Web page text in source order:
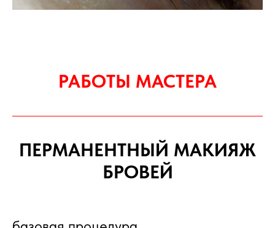
РАБОТЫ МАСТЕРА
ПЕРМАНЕНТНЫЙ МАКИЯЖ
БРОВЕЙ